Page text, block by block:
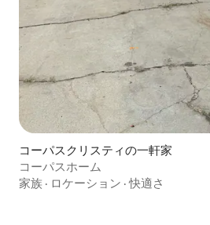
コーパスクリスティの一軒家
コーパスホーム
家族 · ロケーション ·快適さ